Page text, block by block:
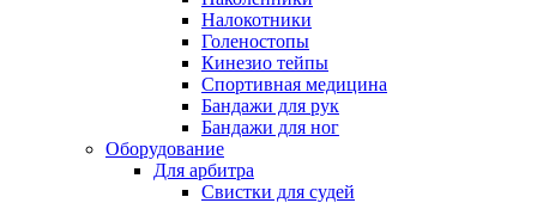
Налокотники
Голеностопы
Кинезио тейпы
Спортивная медицина
Бандажи для рук
Бандажи для ног
Оборудование
Для арбитра
Свистки для судей